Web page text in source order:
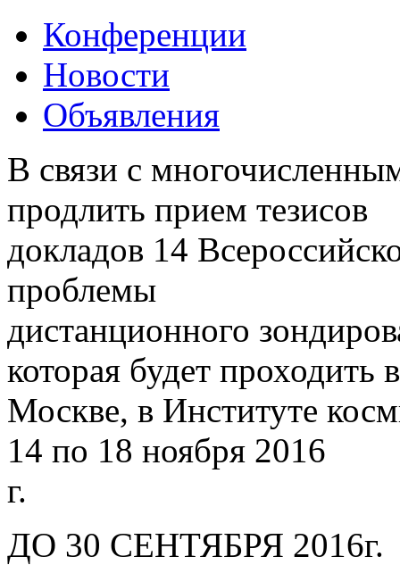
Конференции
Новости
Объявления
В связи с
продлить прием тезисов
докладов 14
проблемы
дистанционного
которая будет проходить в
Москве, в Институте
14 по 18 ноября 2016
г.
ДО 30 СЕНТЯБРЯ 2016г.